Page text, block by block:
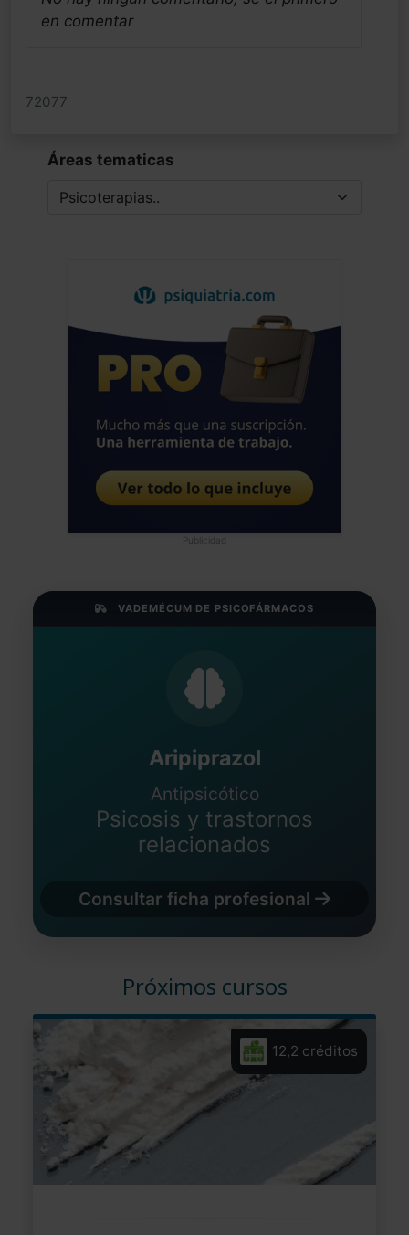
en comentar
72077
Áreas tematicas
Publicidad
VADEMÉCUM DE PSICOFÁRMACOS
Aripiprazol
Antipsicótico
Psicosis y trastornos
relacionados
Consultar ficha profesional
Próximos cursos
12,2 créditos